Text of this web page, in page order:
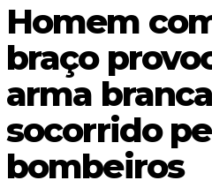
Homem
braço
arma
socorrido
bombeiros